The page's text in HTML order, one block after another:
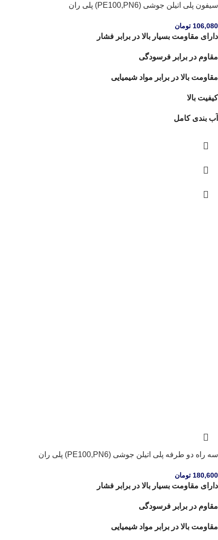
سیفون پلی اتیلن جوشی (PE100,PN6) پلی ران
106,080 تومان
دارای مقاومت بسیار بالا در برابر فشار
مقاوم در برابر فرسودگی
مقاومت بالا در برابر مواد شیمیایی
کیفیت بالا
آب بندی کامل
سه راه دو طرفه پلی اتیلن جوشی (PE100,PN6) پلی ران
180,600 تومان
دارای مقاومت بسیار بالا در برابر فشار
مقاوم در برابر فرسودگی
مقاومت بالا در برابر مواد شیمیایی